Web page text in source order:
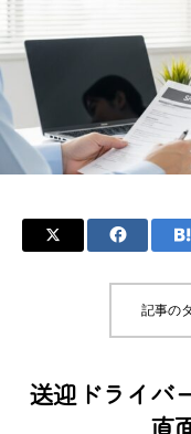
記事の
送迎ドライバ
直